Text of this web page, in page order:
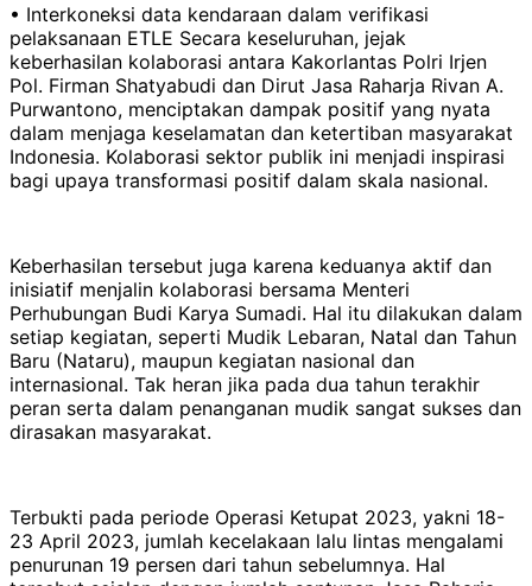
• Interkoneksi data kendaraan dalam verifikasi
pelaksanaan ETLE Secara keseluruhan, jejak
keberhasilan kolaborasi antara Kakorlantas Polri Irjen
Pol. Firman Shatyabudi dan Dirut Jasa Raharja Rivan A.
Purwantono, menciptakan dampak positif yang nyata
dalam menjaga keselamatan dan ketertiban masyarakat
Indonesia. Kolaborasi sektor publik ini menjadi inspirasi
bagi upaya transformasi positif dalam skala nasional.
Keberhasilan tersebut juga karena keduanya aktif dan
inisiatif menjalin kolaborasi bersama Menteri
Perhubungan Budi Karya Sumadi. Hal itu dilakukan dalam
setiap kegiatan, seperti Mudik Lebaran, Natal dan Tahun
Baru (Nataru), maupun kegiatan nasional dan
internasional. Tak heran jika pada dua tahun terakhir
peran serta dalam penanganan mudik sangat sukses dan
dirasakan masyarakat.
Terbukti pada periode Operasi Ketupat 2023, yakni 18-
23 April 2023, jumlah kecelakaan lalu lintas mengalami
penurunan 19 persen dari tahun sebelumnya. Hal